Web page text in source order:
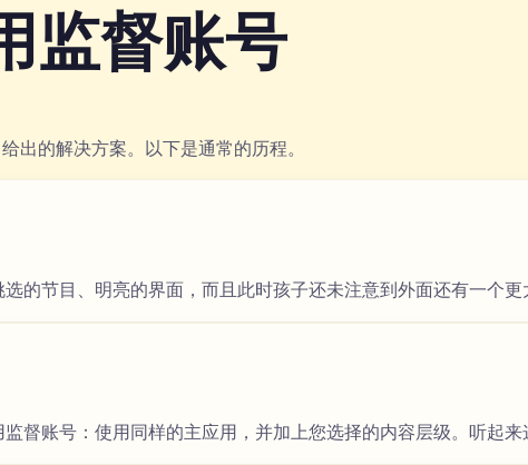
监督账号
的解决方案。以下是通常的历程。
的节目、明亮的界面，而且此时孩子还未注意到外面还有一个
督账号：使用同样的主应用，并加上您选择的内容层级。听起